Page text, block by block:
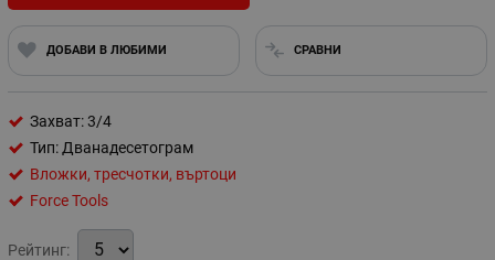
ДОБАВИ В ЛЮБИМИ СРАВНИ
Захват: 3/4
Тип: Дванадесетограм
Вложки, тресчотки, въртоци
Force Tools
Рейтинг: